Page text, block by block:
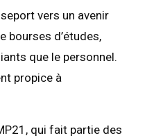
vers un avenir
bourses d’études,
que le personnel.
propice à
qui fait partie des